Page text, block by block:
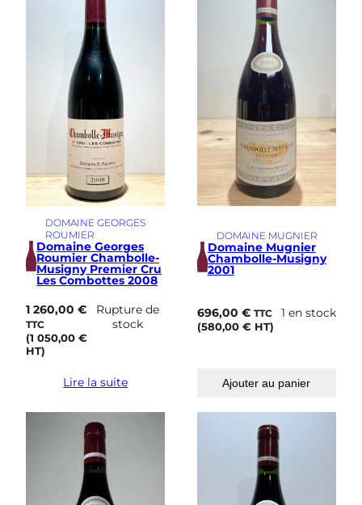
DOMAINE GEORGES
ROUMIER
Domaine Georges
Roumier Chambolle-
Musigny Premier Cru
Les Combottes 2008
1 260,00€
TTC
(1 050,00€
HT)
Rupture de
stock
Lire la suite
DOMAINE MUGNIER
Domaine Mugnier
Chambolle-Musigny
2001
696,00 € TTC
(580,00 €HT)
1 en stock
Ajouter au panier